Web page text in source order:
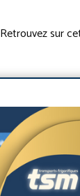
Retrouvez sur